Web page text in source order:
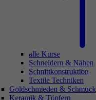
alle Kurse
Schneidern & Nähen
Schnittkonstruktion
Textile Techniken
Goldschmieden & Schmuck
Keramik & Töpfern